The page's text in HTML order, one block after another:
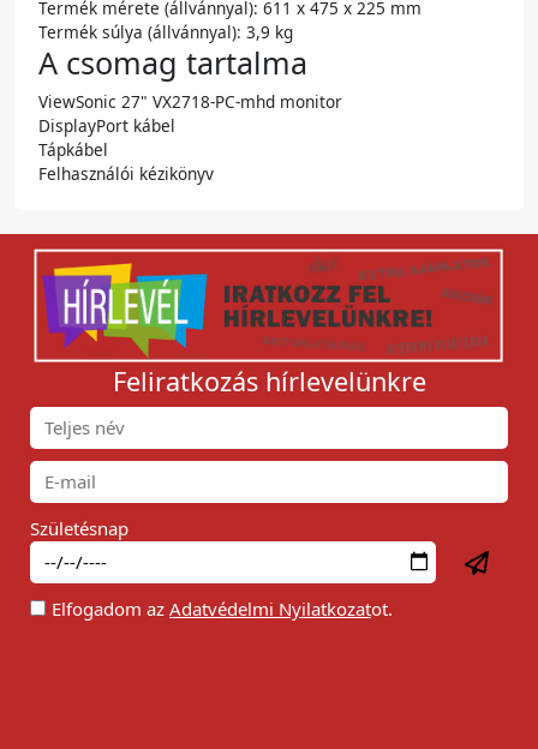
Termék mérete (állvánnyal): 611 x 475 x 225 mm
Termék súlya (állvánnyal): 3,9 kg
A csomag tartalma
ViewSonic 27" VX2718-PC-mhd monitor
DisplayPort kábel
Tápkábel
Felhasználói kézikönyv
Feliratkozás hírlevelünkre
Születésnap
Elfogadom az Adatvédelmi Nyilatkozatot.